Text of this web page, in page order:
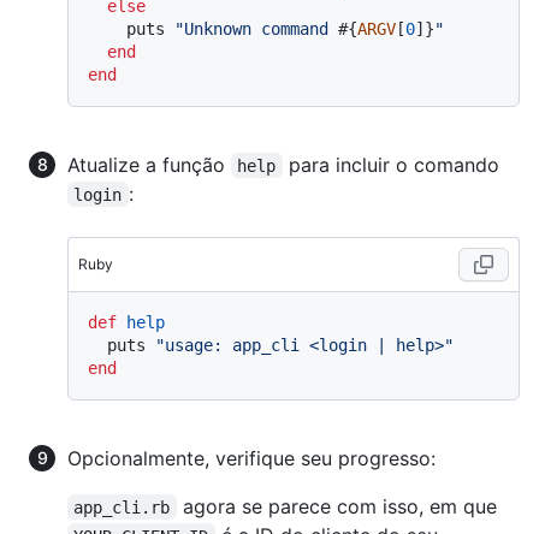
else
    puts
"Unknown command #{ARGV [0]}"
end
end
Atualize a função help para incluir o comando
login :
Ruby
def
help
  puts
"usage: app_cli <login | help>"
end
Opcionalmente, verifique seu progresso:
app_cli.rb agora se parece com isso, em que